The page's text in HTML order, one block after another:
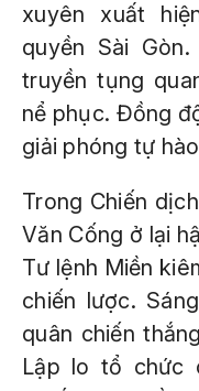
xuyên xuất
quyền Sài
truyền tụng
nể phục. Đồng
giải phóng tự
Trong Chiến
Văn Cống ở lại
Tư lệnh Miền
chiến lược.
quân chiến
Lập lo tổ chức